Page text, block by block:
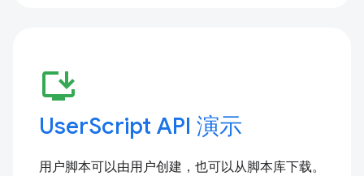
install_desktop
UserScript API 演示
用户脚本可以由用户创建，也可以从脚本库下载。